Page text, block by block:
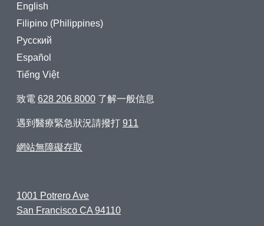
English
Filipino (Philippines)
Русский
Español
Tiếng Việt
致電 628 206 8000 了解一般信息
遇到醫療緊急狀況請撥打 911
網站無障礙存取
1001 Potrero Ave
San Francisco CA 94110